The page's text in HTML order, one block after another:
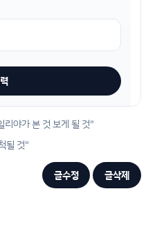
야가 본 것 보게 될 것"
될 것"
글수정 글삭제